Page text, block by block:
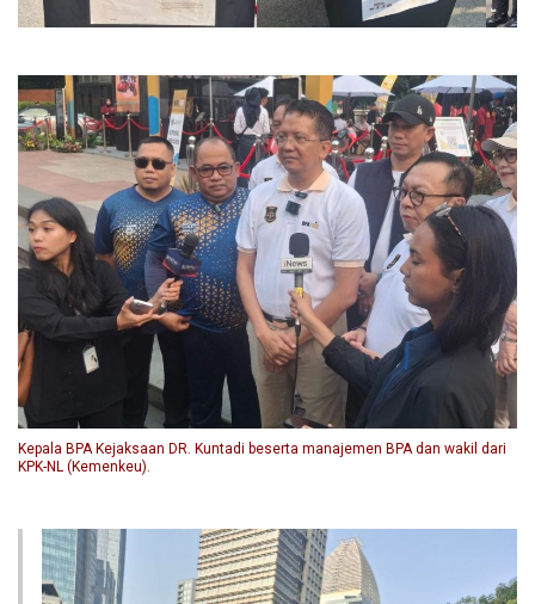
Kepala BPA Kejaksaan DR. Kuntadi beserta manajemen BPA dan wakil dari
KPK-NL (Kemenkeu).